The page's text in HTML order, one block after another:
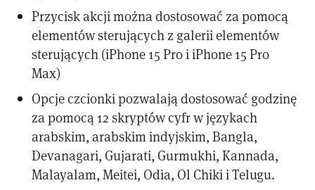
Przycisk akcji można dostosować za pomocą
elementów sterujących z galerii elementów
sterujących (iPhone 15 Pro i iPhone 15 Pro
Max)
Opcje czcionki pozwalają dostosować godzinę
za pomocą 12 skryptów cyfr w językach
arabskim, arabskim indyjskim, Bangla,
Devanagari, Gujarati, Gurmukhi, Kannada,
Malayalam, Meitei, Odia, Ol Chiki i Telugu.